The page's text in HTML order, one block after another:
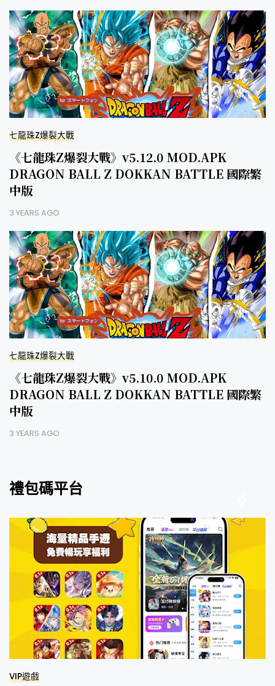
七龍珠Z爆裂大戰
《七龍珠Z爆裂大戰》v5.12.0 MOD.APK
DRAGON BALL Z DOKKAN BATTLE 國際繁
中版
3 YEARS AGO
七龍珠Z爆裂大戰
《七龍珠Z爆裂大戰》v5.10.0 MOD.APK
DRAGON BALL Z DOKKAN BATTLE 國際繁
中版
3 YEARS AGO
禮包碼平台
VIP遊戲